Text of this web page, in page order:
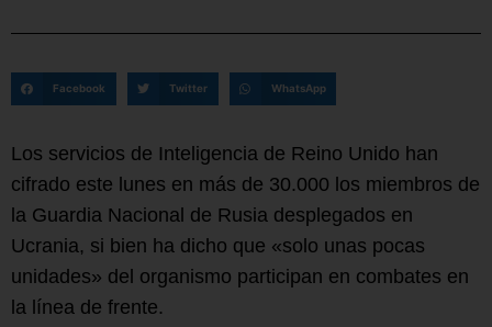
Facebook Twitter WhatsApp
Los servicios de Inteligencia de Reino Unido han
cifrado este lunes en más de 30.000 los miembros de
la Guardia Nacional de Rusia desplegados en
Ucrania, si bien ha dicho que «solo unas pocas
unidades» del organismo participan en combates en
la línea de frente.